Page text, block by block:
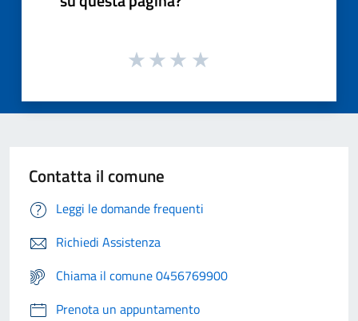
Contatta il comune
Leggi le domande frequenti
Richiedi Assistenza
Chiama il comune 0456769900
Prenota un appuntamento